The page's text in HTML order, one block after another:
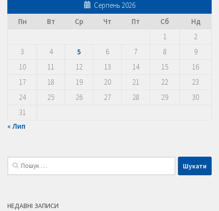
Серпень 2026
Пн
Вт Ср Чт Пт Сб
Нд
1
2
3
4 5 6 7 8
9
10
11 12 13 14 15
16
17
18 19 20 21 22
23
24
25 26 27 28 29
30
31
« Лип
Пошук:
НЕДАВНІ ЗАПИСИ